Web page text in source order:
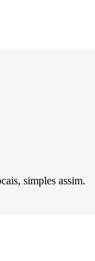
simples assim.